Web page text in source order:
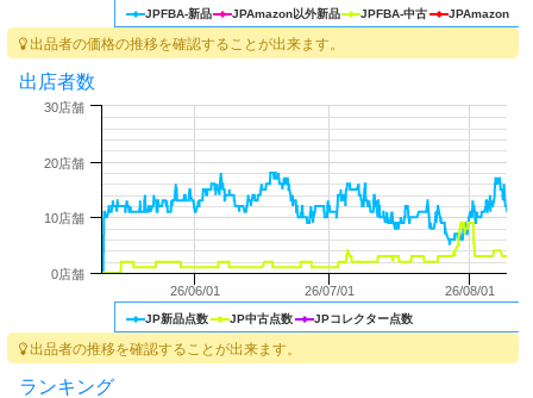
JPFBA-新品 JPAmazon以外新品 JPFBA-中古 JPAmazon
出品者の価格の推移を確認することが出来ます。
出店者数
JP新品点数 JP中古点数 JPコレクター点数
26/06/01 26/07/01 26/08/01
0店舗
10店舗
20店舗
30店舗
出品者の推移を確認することが出来ます。
ランキング